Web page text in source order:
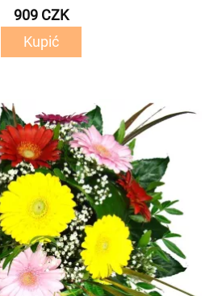
909 CZK
Kupić